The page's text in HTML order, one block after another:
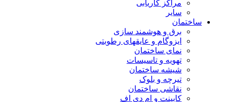
مراکز کاریابی
سایر
ساختمان
برق و هوشمند سازی
ایزوگام و عایقهای رطوبتی
نمای ساختمان
تهویه و تاسیسات
شیشه ساختمان
تیرچه و بلوک
نقاشی ساختمان
کابینت و ام دی اف